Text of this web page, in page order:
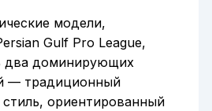
модели,
Gulf Pro League,
два доминирующих
— традиционный
ориентированный